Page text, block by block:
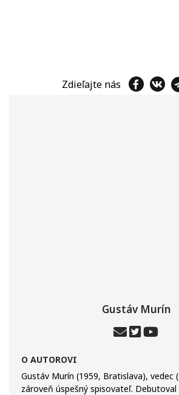
Zdieľajte nás
Gustáv Murín
O AUTOROVI
Gustáv Murín (1959, Bratislava), vedec
zároveň úspešný spisovateľ.